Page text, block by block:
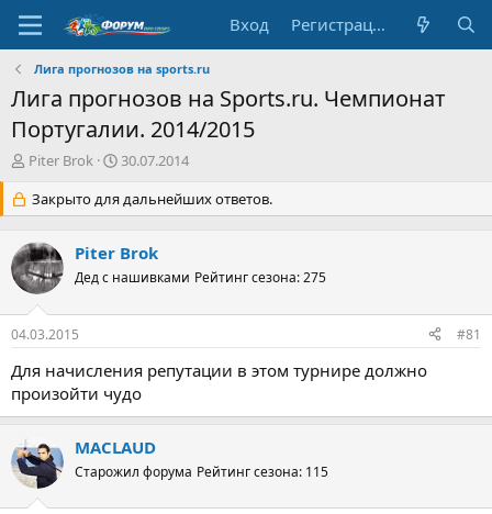
Вход Регистрация
Лига прогнозов на sports.ru
Лига прогнозов на Sports.ru. Чемпионат
Португалии. 2014/2015
А
т
о
р
т
е
м
ы
Piter Brok
Д
т
а
а
ч
л
30.07.2014
Закрыто для дальнейших ответов.
Piter Brok
Дед с нашивками Рейтинг сезона: 275
04.03.2015 #81
Для начисления репутации в этом турнире должно
произойти чудо
MACLAUD
Старожил форума Рейтинг сезона: 115